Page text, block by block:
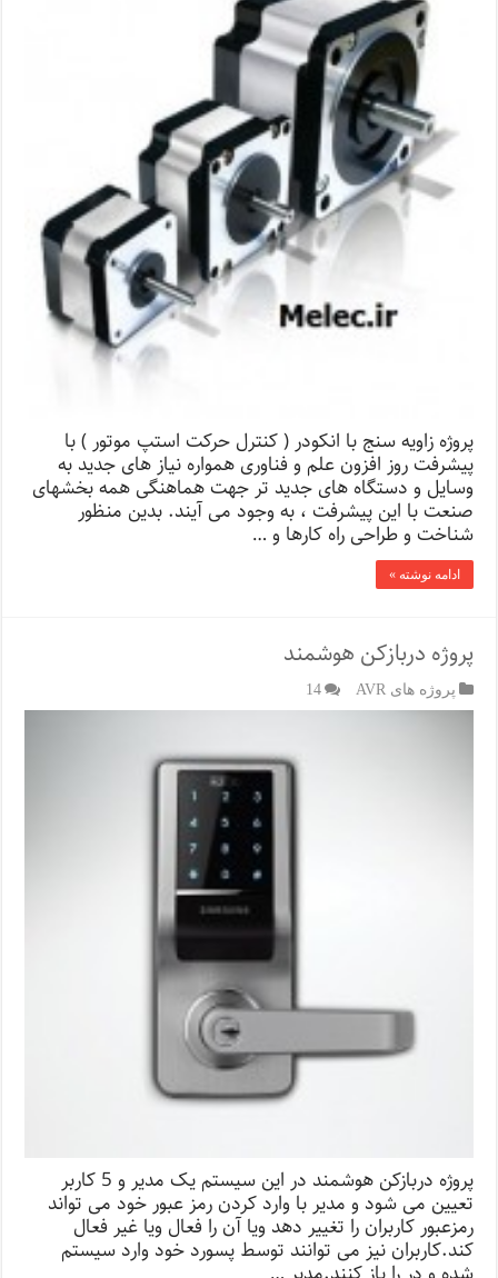
پروژه زاویه سنج با انکودر ( کنترل حرکت استپ موتور ) با
پیشرفت روز افزون علم و فناوری همواره نیاز های جدید به
وسایل و دستگاه های جدید تر جهت هماهنگی همه بخشهای
صنعت با این پیشرفت ، به وجود می آیند. بدین منظور
شناخت و طراحی راه کارها و …
ادامه نوشته »
پروژه دربازکن هوشمند
پروژه های AVR 14
پروژه دربازکن هوشمند در این سیستم یک مدیر و 5 کاربر
تعیین می شود و مدیر با وارد کردن رمز عبور خود می تواند
رمزعبور کاربران را تغییر دھد ویا آن را فعال ویا غیر فعال
کند.کاربران نیز می توانند توسط پسورد خود وارد سیستم